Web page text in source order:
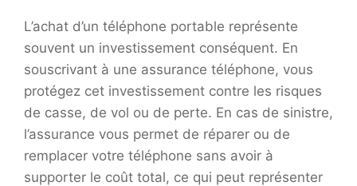
L’achat d’un téléphone portable représente
souvent un investissement conséquent. En
souscrivant à une assurance téléphone, vous
protégez cet investissement contre les risques
de casse, de vol ou de perte. En cas de sinistre,
l’assurance vous permet de réparer ou de
remplacer votre téléphone sans avoir à
supporter le coût total, ce qui peut représenter